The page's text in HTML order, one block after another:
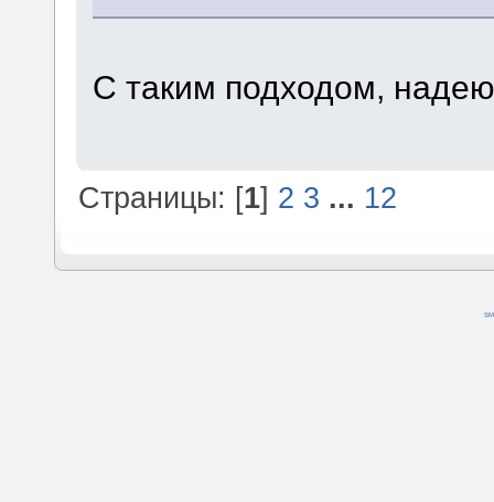
С таким подходом,
Страницы: [1] 2 3 ... 12